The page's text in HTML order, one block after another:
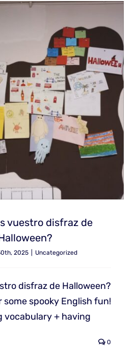
vuestro disfraz de
2025 Uncategorized
disfraz de Halloween?
some spooky English fun!
vocabulary + having
0